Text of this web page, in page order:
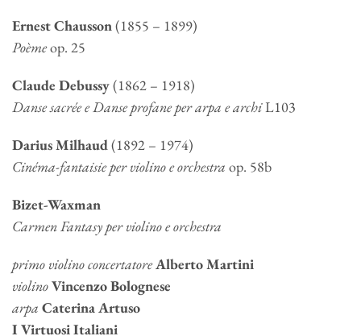
Ernest Chausson(1855 – 1899)
Poèmeop. 25
Claude Debussy(1862 – 1918)
Danse sacrée e Danse profane per arpa e archiL103
Darius Milhaud(1892 – 1974)
Cinéma-fantaisie per violino e orchestra op. 58b
Bizet-Waxman
Carmen Fantasy per violino e orchestra
primo violino concertatoreAlberto Martini
violinoVincenzo Bolognese
arpa Caterina Artuso
I Virtuosi Italiani